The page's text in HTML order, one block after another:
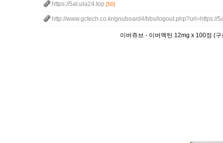
https://5at.ula24.top [50]
http://www.gctech.co.kr/gnuboard4/bbs/logout.php?url=https://
이버쥬브 - 이버멕틴 12mg x 100정 (